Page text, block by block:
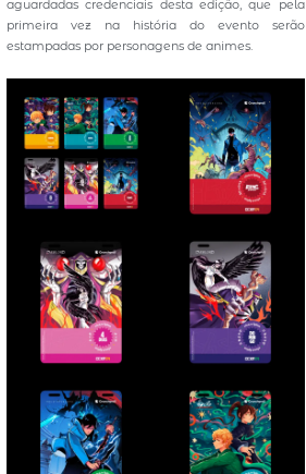
aguardadas credenciais desta edição, que pela
primeira vez na história do evento serão
estampadas por personagens de animes.